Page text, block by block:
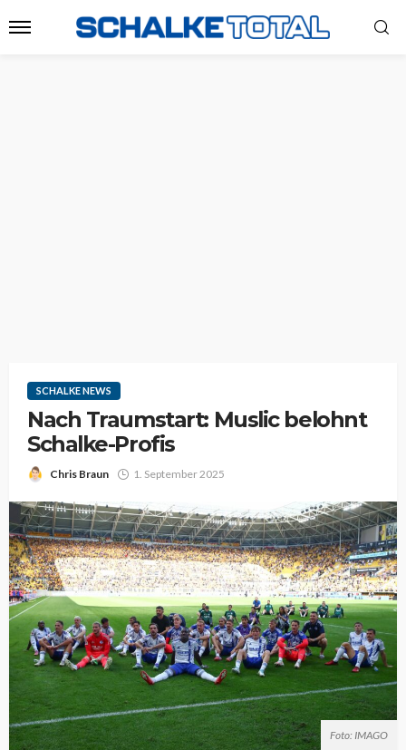
SCHALKE NEWS
Nach Traumstart: Muslic belohnt
Schalke-Profis
Chris Braun 1. September 2025
Foto: IMAGO